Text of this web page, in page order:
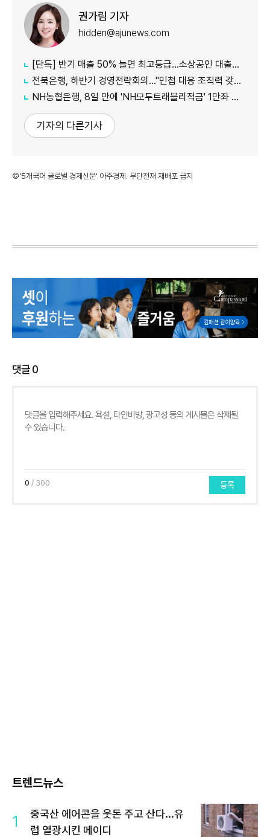
권가림 기자
hidden@ajunews.com
[단독] 반기 매출 50% 늘면 최고등급…소상공인 대출에 성장성 반영
전북은행, 하반기 경영전략회의…"민첩 대응 조직력 갖춰야"
NH농협은행, 8일 만에 'NH모두트래블리적금' 1만좌 조기 완판
기자의 다른기사
©'5개국어 글로벌 경제신문' 아주경제. 무단전재·재배포 금지
댓글0
0 / 300 등록
트렌드뉴스
1
중국산 에어콘을 웃돈 주고 산다...유
럽 열광시킨 메이디